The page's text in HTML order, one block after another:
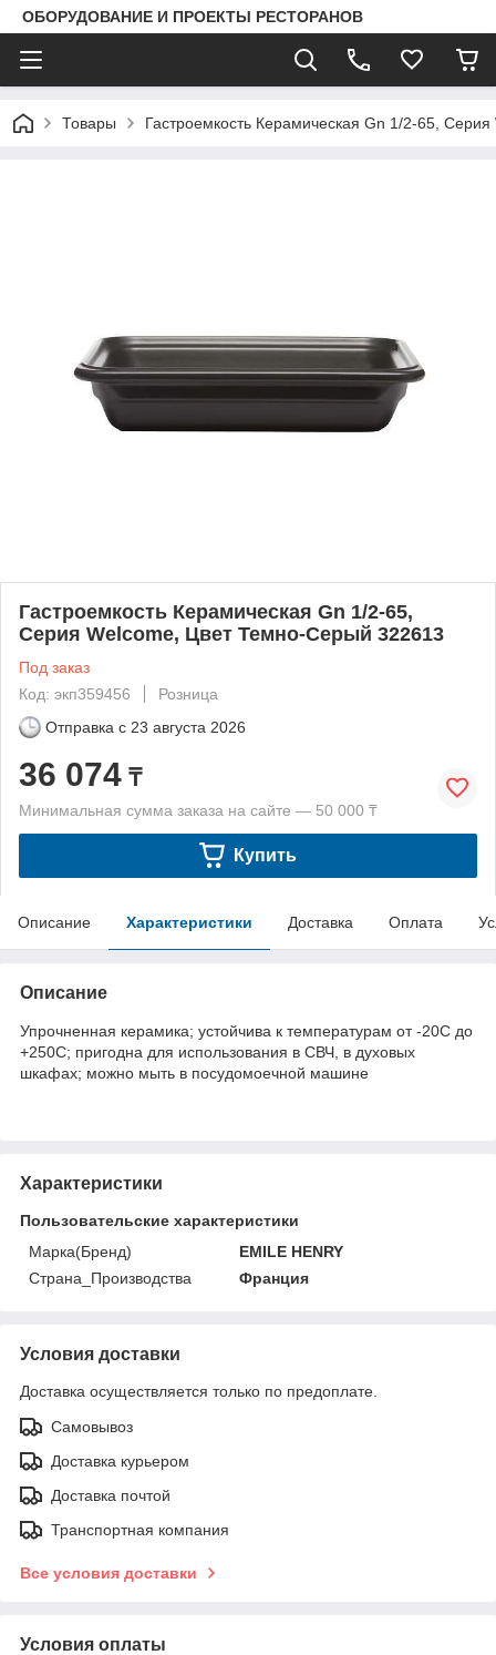
ОБОРУДОВАНИЕ И ПРОЕКТЫ РЕСТОРАНОВ
Товары Гастроемкость Керамическая Gn 1/2-65,
Гастроемкость Керамическая Gn 1/2-65,
Серия Welcome, Цвет Темно-Серый 322613
Под заказ
Код: экп359456
Розница
Отправка с 23 августа 2026
36 074 ₸
Минимальная сумма заказа на сайте — 50 000 ₸
Купить
Описание Характеристики Доставка Оплата
Описание
Упрочненная керамика; устойчива к температурам от -20С до
+250С; пригодна для использования в СВЧ, в духовых
шкафах; можно мыть в посудомоечной машине
Характеристики
Пользовательские характеристики
Марка(Бренд)
EMILE HENRY
Страна_Производства
Франция
Условия доставки
Доставка осуществляется только по предоплате.
Самовывоз
Доставка курьером
Доставка почтой
Транспортная компания
Все условия доставки
Условия оплаты